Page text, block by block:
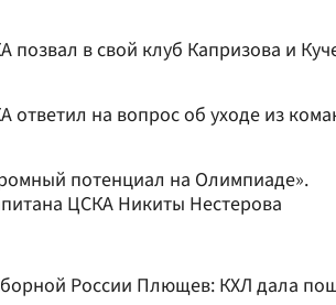
позвал в свой клуб Капризова и
ответил на вопрос об уходе из
потенциал на Олимпиаде».
ЦСКА Никиты Нестерова
России Плющев: КХЛ дала